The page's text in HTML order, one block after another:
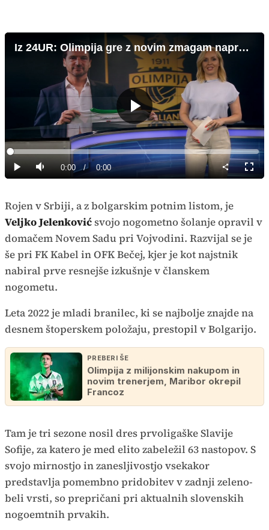
Iz 24UR: Olimpija gre z novim zmagam naproti z novim trenerjem Jorgem Simaom
Predvajaj
PredvajajTiho Current
0:00 / Duration
0:00
Loaded:
0%
način
Rojen v Srbiji, a z bolgarskim potnim listom, je
Veljko Jelenkovićsvojo nogometno šolanje opravil v
domačem Novem Sadu pri Vojvodini. Razvijal se je
še pri FK Kabel in OFK Bečej, kjer je kot najstnik
nabiral prve resnejše izkušnje v članskem
nogometu.
Leta 2022 je mladi branilec, ki se najbolje znajde na
desnem štoperskem položaju, prestopil v Bolgarijo.
PREBERI ŠE
Olimpija z milijonskim nakupom in
novim trenerjem, Maribor okrepil
Francoz
Tam je tri sezone nosil dres prvoligaške Slavije
Sofije, za katero je med elito zabeležil 63 nastopov. S
svojo mirnostjo in zanesljivostjo vsekakor
predstavlja pomembno pridobitev v zadnji zeleno-
beli vrsti, so prepričani pri aktualnih slovenskih
nogoemtnih prvakih.